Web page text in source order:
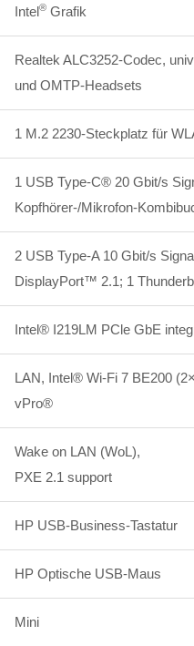
Intel® Grafik
Realtek ALC3252-Codec,
und OMTP-Headsets
1 M.2 2230-Steckplatz für
1 USB Type-C® 20 Gbit/s
Kopfhörer-/Mikrofon-
2 USB Type-A 10 Gbit/s
DisplayPort™ 2.1; 1
Intel® I219LM PCle GbE
LAN, Intel® Wi-Fi 7 BE200
vPro®
Wake on LAN (WoL),
PXE 2.1 support
HP USB-Business-Tastatur
HP Optische USB-Maus
Mini